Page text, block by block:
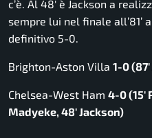
c’è. Al 48′ è Jackson a
sempre lui nel finale all’81’
definitivo 5-0.
Brighton-Aston Villa 1-0
Chelsea-West Ham 4-0 (15′
Madyeke, 48′ Jackson)